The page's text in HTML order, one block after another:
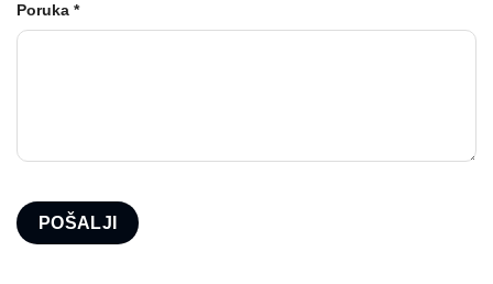
Poruka *